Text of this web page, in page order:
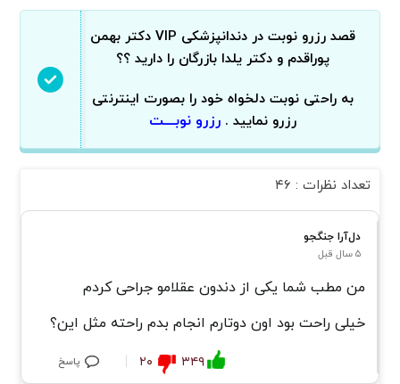
قصد رزرو نوبت در دندانپزشکی VIP دکتر بهمن
پوراقدم و دکتر یلدا بازرگان را دارید ؟؟
به راحتی نوبت دلخواه خود را بصورت اینترنتی
رزرو نمایید . رزرو نوبـــت
تعداد نظرات : ۴۶
دل‌آرا جنگجو
۵ سال قبل
من مطب شما یکی از دندون عقلامو جراحی کردم
خیلی راحت بود اون دوتارم انجام بدم راحته مثل این؟
پاسخ ۳۴۹ ۲۰